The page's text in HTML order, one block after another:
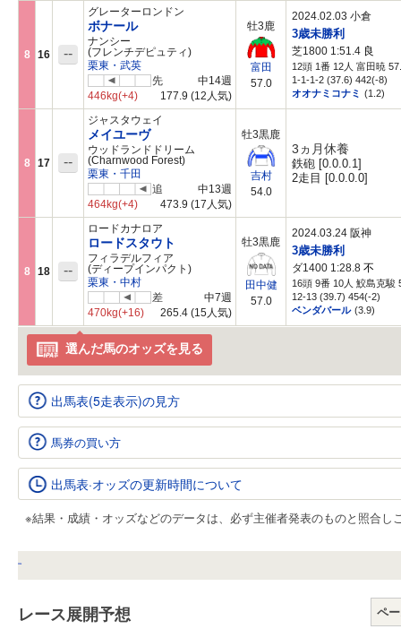
8 16 --
グレーターロンドン
ボナール
ナンシー
(フレンチデピュティ)
栗東・武英
先
中14週
446kg(+4) 177.9 (12人気)
牡3鹿
富田
57.0
2024.02.03 小倉
3歳未勝利
芝1800 1:51.4 良
12頭 1番 12人 富田暁
1-1-1-2 (37.6) 442(-8)
オオナミコナミ (1.2)
8 17 --
ジャスタウェイ
メイユーヴ
ウッドランドドリーム
(Charnwood Forest)
栗東・千田
追
中13週
464kg(+4) 473.9 (17人気)
牡3黒鹿
吉村
54.0
3ヵ月休養
鉄砲 [0.0.0.1]
2走目 [0.0.0.0]
8 18 --
ロードカナロア
ロードスタウト
フィラデルフィア
(ディープインパクト)
栗東・中村
差
中7週
470kg(+16) 265.4 (15人気)
牡3黒鹿
田中健
57.0
2024.03.24 阪神
3歳未勝利
ダ1400 1:28.8 不
16頭 9番 10人 鮫島克駿
12-13 (39.7) 454(-2)
ベンダバール (3.9)
選んだ馬のオッズを見る
出馬表(5走表示)の見方
馬券の買い方
出馬表·オッズの更新時間について
※結果・成績・オッズなどのデータは、必ず主催者発表のものと照合し
レース展開予想 ペ